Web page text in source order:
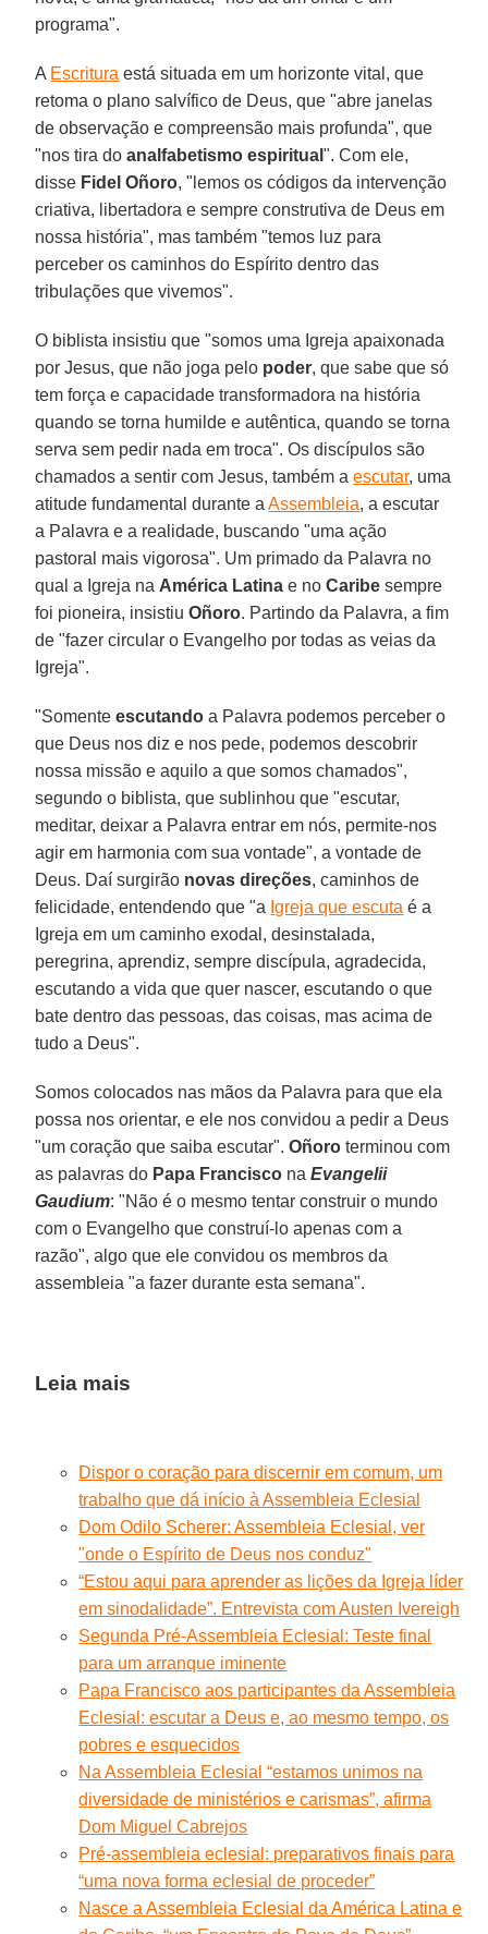
programa".
A Escritura está situada em um horizonte vital, que
retoma o plano salvífico de Deus, que "abre janelas
de observação e compreensão mais profunda", que
"nos tira doanalfabetismo espiritual". Com ele,
disse Fidel Oñoro, "lemos os códigos da intervenção
criativa, libertadora e sempre construtiva de Deus em
nossa história", mas também "temos luz para
perceber os caminhos do Espírito dentro das
tribulações que vivemos".
O biblista insistiu que "somos uma Igreja apaixonada
por Jesus, que não joga pelo poder, que sabe que só
tem força e capacidade transformadora na história
quando se torna humilde e autêntica, quando se torna
serva sem pedir nada em troca". Os discípulos são
chamados a sentir com Jesus, também aescutar, uma
atitude fundamental durante aAssembleia, a escutar
a Palavra e a realidade, buscando "uma ação
pastoral mais vigorosa". Um primado da Palavra no
qual a Igreja na América Latina e noCaribe sempre
foi pioneira, insistiuOñoro. Partindo da Palavra, a fim
de "fazer circular o Evangelho por todas as veias da
Igreja".
"Somenteescutando a Palavra podemos perceber o
que Deus nos diz e nos pede, podemos descobrir
nossa missão e aquilo a que somos chamados",
segundo o biblista, que sublinhou que "escutar,
meditar, deixar a Palavra entrar em nós, permite-nos
agir em harmonia com sua vontade", a vontade de
Deus. Daí surgirão novas direções, caminhos de
felicidade, entendendo que "a Igreja que escuta é a
Igreja em um caminho exodal, desinstalada,
peregrina, aprendiz, sempre discípula, agradecida,
escutando a vida que quer nascer, escutando o que
bate dentro das pessoas, das coisas, mas acima de
tudo a Deus".
Somos colocados nas mãos da Palavra para que ela
possa nos orientar, e ele nos convidou a pedir a Deus
"um coração que saiba escutar".Oñoro terminou com
as palavras do Papa Francisco naEvangelii
Gaudium: "Não é o mesmo tentar construir o mundo
com o Evangelho que construí-lo apenas com a
razão", algo que ele convidou os membros da
assembleia "a fazer durante esta semana".
Leia mais
Dispor o coração para discernir em comum, um
trabalho que dá início à Assembleia Eclesial
Dom Odilo Scherer: Assembleia Eclesial, ver
"onde o Espírito de Deus nos conduz"
“Estou aqui para aprender as lições da Igreja líder
em sinodalidade”. Entrevista com Austen Ivereigh
Segunda Pré-Assembleia Eclesial: Teste final
para um arranque iminente
Papa Francisco aos participantes da Assembleia
Eclesial: escutar a Deus e, ao mesmo tempo, os
pobres e esquecidos
Na Assembleia Eclesial “estamos unimos na
diversidade de ministérios e carismas”, afirma
Dom Miguel Cabrejos
Pré-assembleia eclesial: preparativos finais para
“uma nova forma eclesial de proceder”
Nasce a Assembleia Eclesial da América Latina e